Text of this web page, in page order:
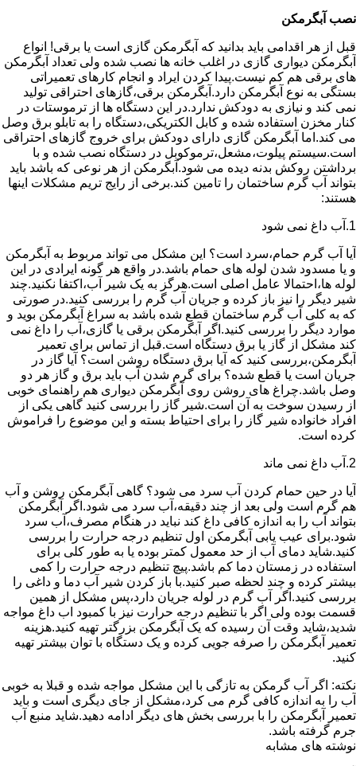
نصب آبگرمکن
قبل از هر اقدامی باید بدانید که آبگرمکن گازی است یا برقی! انواع
آبگرمکن دیواری گازی در اغلب خانه ها نصب شده ولی تعداد آبگرمکن
های برقی هم کم نیست.پیدا کردن ایراد و انجام کارهای تعمیراتی
بستگی به نوع آبگرمکن دارد.آبگرمکن برقی،گازهای احتراقی تولید
نمی کند و نیازی به دودکش ندارد.در این دستگاه ها از ترموستات در
کنار مخزن استفاده شده و کابل الکتریکی،دستگاه را به تابلو برق وصل
می کند.اما آبگرمکن گازی دارای دودکش برای خروج گازهای احتراقی
است.سیستم پیلوت،مشعل،ترموکوبل در دستگاه نصب شده و با
برداشتن روکش بدنه دیده می شود.آبگرمکن از هر نوعی که باشد باید
بتواند آب گرم ساختمان را تامین کند.برخی از رایج تریم مشکلات اینها
هستند:
1.آب داغ نمی شود
آیا آب گرم حمام،سرد است؟ این مشکل می تواند مربوط به آبگرمکن
و یا مسدود شدن لوله های حمام باشد.در واقع هر گونه ایرادی در این
لوله ها،احتمالا عامل اصلی است.هرگز به یک شیر آب،اکتفا نکنید.چند
شیر دیگر را نیز باز کرده و جریان آب گرم را بررسی کنید.در صورتی
که به کلی آب گرم ساختمان قطع شده باشد به سراغ آبگرمکن بوید و
موارد دیگر را بررسی کنید.اگر آبگرمکن برقی یا گازی،آب را داغ نمی
کند مشکل از گاز یا برق دستگاه است.قبل از تماس برای تعمیر
آبگرمکن،بررسی کنید که آیا برق دستگاه روشن است؟ آیا گاز در
جریان است یا قطع شده؟ برای گرم شدن آب باید برق و گاز هر دو
وصل باشد.چراغ های روشن روی آبگرمکن دیواری هم راهنمای خوبی
از رسیدن سوخت به آن است.شیر گاز را بررسی کنید گاهی یکی از
افراد خانواده شیر گاز را برای احتیاط بسته و این موضوع را فراموش
کرده است.
2.آب داغ نمی ماند
آیا در حین حمام کردن آب سرد می شود؟ گاهی آبگرمکن روشن و آب
هم گرم است ولی بعد از چند دقیقه،آب سرد می شود.اگر آبگرمکن
بتواند آب را به اندازه کافی داغ کند نباید در هنگام مصرف،آب سرد
شود.برای عیب یابی آبگرمکن اول تنظیم درجه حرارت را بررسی
کنید.شاید دمای آب از حد معمول کمتر بوده یا به طور کلی برای
استفاده در زمستان دما کم باشد.پیچ تنظیم درجه حرارت را کمی
بیشتر کرده و چند لحظه صبر کنید.با باز کردن شیر آب دما و داغی را
بررسی کنید.اگر آب گرم در لوله جریان دارد،پس مشکل از همین
قسمت بوده ولی اگر با تنظیم درجه حرارت نیز با کمبود اب داغ مواجه
شدید،شاید وقت آن رسیده که یک آبگرمکن بزرگتر تهیه کنید.هزینه
تعمیر آبگرمکن را صرفه جویی کرده و یک دستگاه با توان بیشتر تهیه
کنید.
نکته: اگر آب گرمکن به تازگی با این مشکل مواجه شده و قبلا به خوبی
آب را به اندازه کافی گرم می کرد،مشکل از جای دیگری است و باید
تعمیر آبگرمکن را با بررسی بخش های دیگر ادامه دهید.شاید منبع آب
جرم گرفته باشد.
نوشته های مشابه